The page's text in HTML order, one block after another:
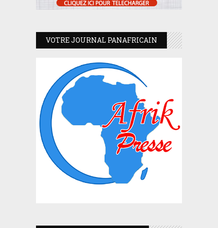
VOTRE JOURNAL PANAFRICAIN